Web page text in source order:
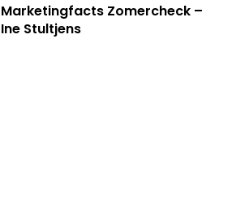
Marketingfacts Zomercheck –
Ine Stultjens